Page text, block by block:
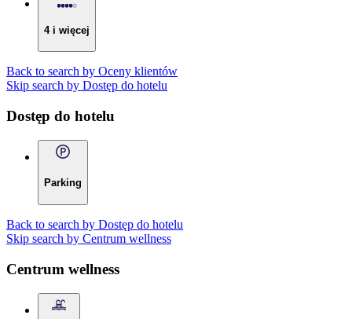
4 i więcej
Back to search by Oceny klientów
Skip search by Dostęp do hotelu
Dostęp do hotelu
Parking
Back to search by Dostęp do hotelu
Skip search by Centrum wellness
Centrum wellness